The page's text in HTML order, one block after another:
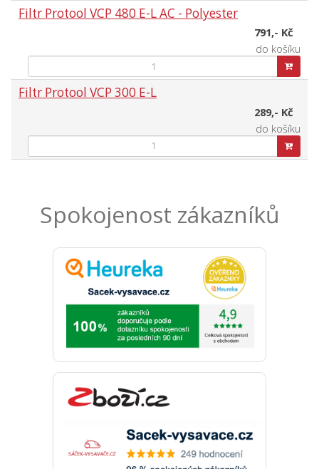
Filtr Protool VCP 480 E-L AC - Polyester
791,- Kč
do košíku
Filtr Protool VCP 300 E-L
289,- Kč
do košíku
Spokojenost zákazníků